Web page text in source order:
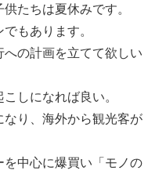
たちは夏休みです。
もあります。
の計画を立てて欲しい
しになれば良い。
なり、海外から観光客が
中心に爆買い「モノの